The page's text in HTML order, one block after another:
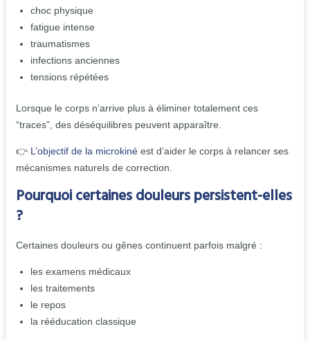
choc physique
fatigue intense
traumatismes
infections anciennes
tensions répétées
Lorsque le corps n’arrive plus à éliminer totalement ces
“traces”, des déséquilibres peuvent apparaître.
👉 L’objectif de la microkiné est d’aider le corps à relancer ses
mécanismes naturels de correction.
Pourquoi certaines douleurs persistent-elles
?
Certaines douleurs ou gênes continuent parfois malgré :
les examens médicaux
les traitements
le repos
la rééducation classique